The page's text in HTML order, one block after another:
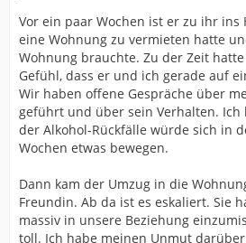
Vor ein paar Wochen ist er zu ihr ins
eine Wohnung zu vermieten hatte
Wohnung brauchte. Zu der Zeit
Gefühl, dass er und ich gerade auf
Wir haben offene Gespräche über
geführt und über sein Verhalten. Ich
der Alkohol-Rückfälle würde sich in
Wochen etwas bewegen.
Dann kam der Umzug in die
Freundin. Ab da ist es eskaliert. Sie
massiv in unsere Beziehung
toll. Ich habe meinen Unmut